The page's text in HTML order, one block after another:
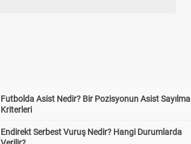
Futbolda Asist Nedir? Bir Pozisyonun Asist Sayılma
Kriterleri
Endirekt Serbest Vuruş Nedir? Hangi Durumlarda